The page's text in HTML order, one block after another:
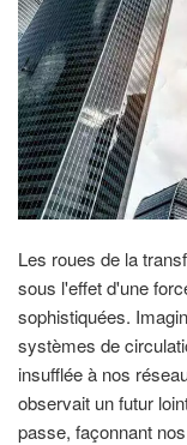
Les roues de la
sous l'effet d'une
sophistiquées.
systèmes de
insufflée à nos
observait un futur
passe, façonnant